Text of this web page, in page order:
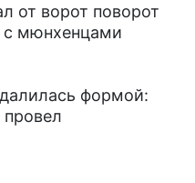
от ворот поворот
с мюнхенцами
формой: